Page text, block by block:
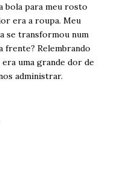
bola para meu rosto
era a roupa. Meu
se transformou num
frente? Relembrando
uma grande dor de
administrar.